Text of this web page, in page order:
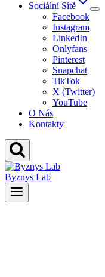
Sociální Sítě
Facebook
Instagram
LinkedIn
Onlyfans
Pinterest
Snapchat
TikTok
X (Twitter)
YouTube
O Nás
Kontakty
Byznys Lab